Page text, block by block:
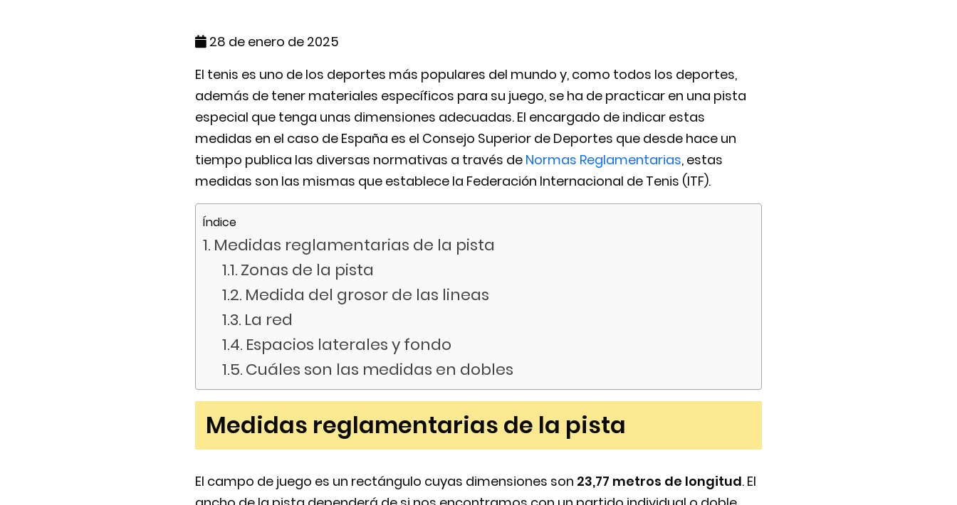
28 de enero de 2025
El tenis es uno de los deportes más populares del mundo y, como todos los deportes,
además de tener materiales específicos para su juego, se ha de practicar en una pista
especial que tenga unas dimensiones adecuadas. El encargado de indicar estas
medidas en el caso de España es el Consejo Superior de Deportes que desde hace un
tiempo publica las diversas normativas a través de Normas Reglamentarias, estas
medidas son las mismas que establece la Federación Internacional de Tenis (ITF).
Índice
Medidas reglamentarias de la pista
Zonas de la pista
Medida del grosor de las lineas
La red
Espacios laterales y fondo
Cuáles son las medidas en dobles
Medidas reglamentarias de la pista
El campo de juego es un rectángulo cuyas dimensiones son 23,77 metros de longitud. El